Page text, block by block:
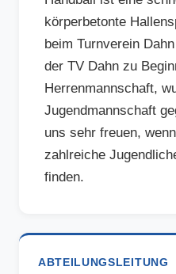
körperbetonte
beim Turnverein
der TV Dahn zu
Herrenmannschaft,
Jugendmannschaft
uns sehr freuen,
zahlreiche
finden.
ABTEILUNGSLEITUNG